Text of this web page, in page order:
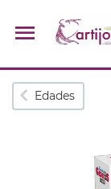
Búsquedas
kit
Edades